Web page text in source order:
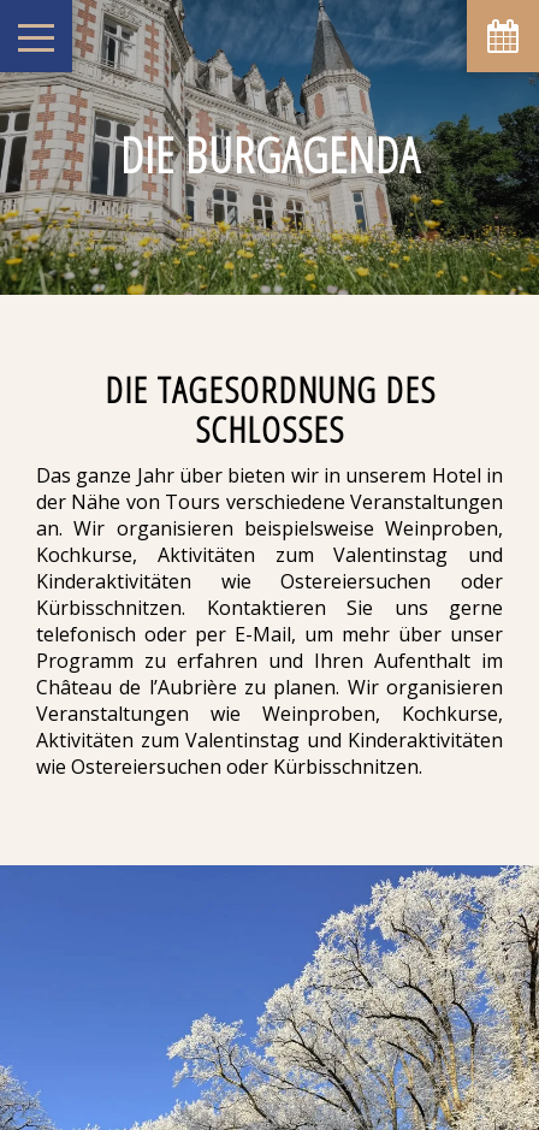
DIE BURGAGENDA
DIE TAGESORDNUNG DES
SCHLOSSES
Das ganze Jahr über bieten wir in unserem Hotel in
der Nähe von Tours verschiedene Veranstaltungen
an. Wir organisieren beispielsweise Weinproben,
Kochkurse, Aktivitäten zum Valentinstag und
Kinderaktivitäten wie Ostereiersuchen oder
Kürbisschnitzen. Kontaktieren Sie uns gerne
telefonisch oder per E-Mail, um mehr über unser
Programm zu erfahren und Ihren Aufenthalt im
Château de l’Aubrière zu planen. Wir organisieren
Veranstaltungen wie Weinproben, Kochkurse,
Aktivitäten zum Valentinstag und Kinderaktivitäten
wie Ostereiersuchen oder Kürbisschnitzen.